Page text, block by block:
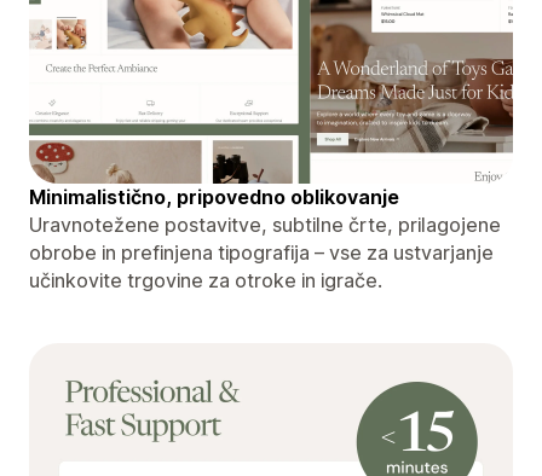
Minimalistično, pripovedno oblikovanje
Uravnotežene postavitve, subtilne črte, prilagojene
obrobe in prefinjena tipografija – vse za ustvarjanje
učinkovite trgovine za otroke in igrače.